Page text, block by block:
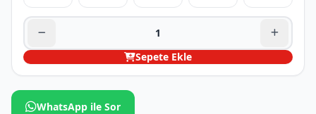
Sepete Ekle
WhatsApp ile Sor